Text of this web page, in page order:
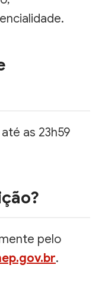
as 23h59
pelo
.